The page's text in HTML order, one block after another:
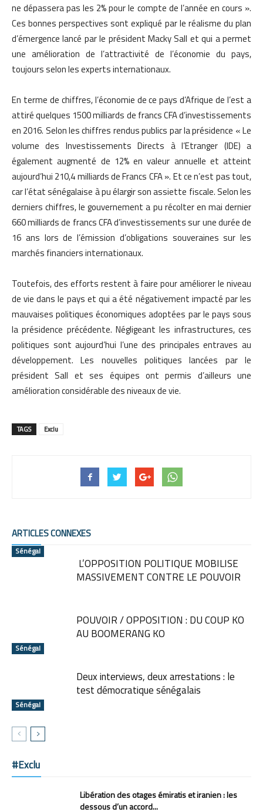
ne dépassera pas les 2% pour le compte de l’année en cours ».
Ces bonnes perspectives sont expliqué par le réalisme du plan
d’émergence lancé par le président Macky Sall et qui a permet
une amélioration de l’attractivité de l’économie du pays,
toujours selon les experts internationaux.
En terme de chiffres, l’économie de ce pays d’Afrique de l’est a
attiré quelques 1500 milliards de francs CFA d’investissements
en 2016. Selon les chiffres rendus publics par la présidence « Le
volume des Investissements Directs à l’Etranger (IDE) a
également augmenté de 12% en valeur annuelle et atteint
aujourd’hui 210,4 milliards de Francs CFA ». Et ce n’est pas tout,
car l’état sénégalaise à pu élargir son assiette fiscale. Selon les
derniers chiffres, le gouvernement a pu récolter en mai dernier
660 milliards de francs CFA d’investissements sur une durée de
16 ans lors de l’émission d’obligations souveraines sur les
marchés financiers internationaux.
Toutefois, des efforts restent à faire pour améliorer le niveau
de vie dans le pays et qui a été négativement impacté par les
mauvaises politiques économiques adoptées par le pays sous
la présidence précédente. Négligeant les infrastructures, ces
politiques sont aujourd’hui l’une des principales entraves au
développement. Les nouvelles politiques lancées par le
président Sall et ses équipes ont permis d’ailleurs une
amélioration considérable des niveaux de vie.
TAGS Exclu
ARTICLES CONNEXES
Sénégal
L’OPPOSITION POLITIQUE MOBILISE
MASSIVEMENT CONTRE LE POUVOIR
Sénégal
POUVOIR / OPPOSITION : DU COUP KO
AU BOOMERANG KO
Sénégal
Deux interviews, deux arrestations : le
test démocratique sénégalais
#Exclu
Libération des otages émiratis et iranien : les
dessous d’un accord...